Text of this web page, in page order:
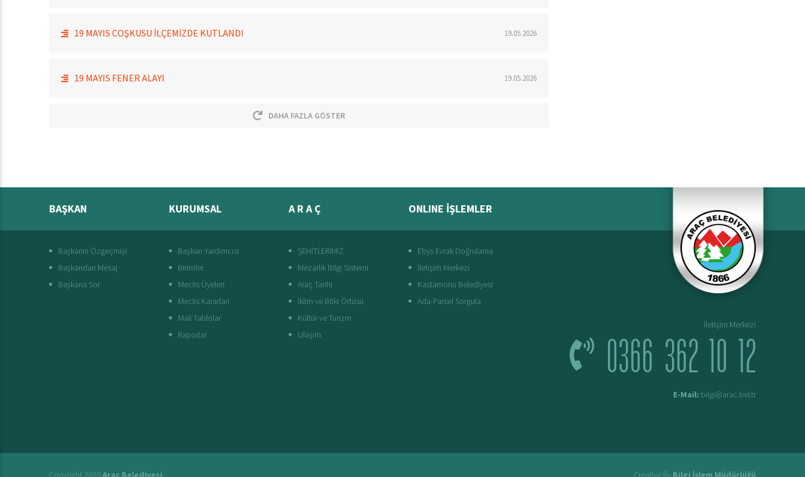
19 MAYIS COŞKUSU İLÇEMİZDE KUTLANDI 19.05.2026
19 MAYIS FENER ALAYI 19.05.2026
DAHA FAZLA GÖSTER
BAŞKAN
Başkanın Özgeçmişi
Başkandan Mesaj
Başkana Sor
KURUMSAL
Başkan Yardımcısı
Birimler
Meclis Üyeleri
Meclis Kararları
Mali Tablolar
Raporlar
A R A Ç
ŞEHİTLERİMİZ
Mezarlık Bilgi Sistemi
Araç Tarihi
İklim ve Bitki Örtüsü
Kültür ve Turizm
Ulaşım
ONLINE İŞLEMLER
Ebys Evrak Doğrulama
İletişim Merkezi
Kastamonu Belediyesi
Ada-Parsel Sorgula
İletişim Merkezi
0366 362 10 12
E-Mail: bilgi@arac.bel.tr
Copyright 2026Araç Belediyesi Creative ßy Bilgi İşlem Müdürlüğü